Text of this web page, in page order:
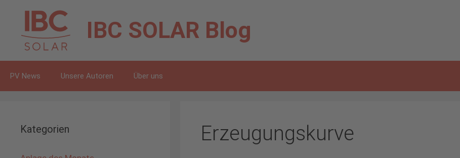
springen
IBC SOLAR Blog
PV News Unsere Autoren Über uns
Erzeugungskurve
Kategorien